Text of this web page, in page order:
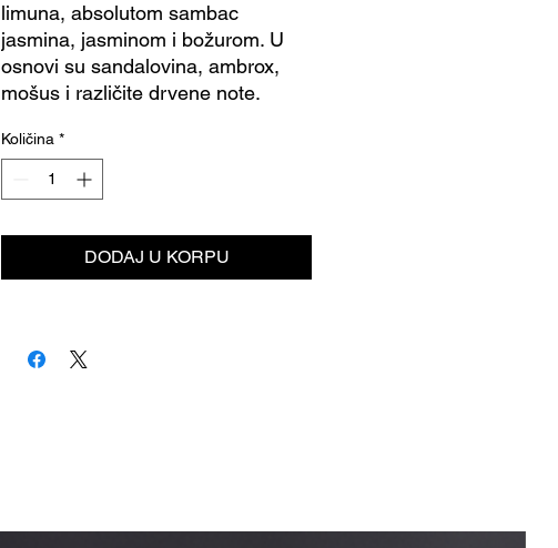
limuna, absolutom sambac
jasmina, jasminom i božurom. U
osnovi su sandalovina, ambrox,
mošus i različite drvene note.
Količina *
DODAJ U KORPU